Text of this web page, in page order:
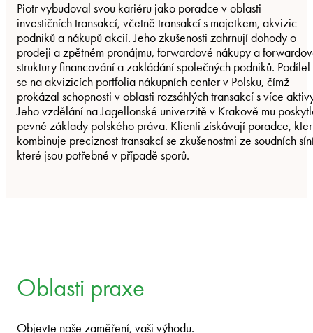
Piotr vybudoval svou kariéru jako poradce v oblasti
investičních transakcí, včetně transakcí s majetkem, akvizic
podniků a nákupů akcií. Jeho zkušenosti zahrnují dohody o
prodeji a zpětném pronájmu, forwardové nákupy a
struktury financování a zakládání společných podniků. Podílel
se na akvizicích portfolia nákupních center v Polsku, čímž
prokázal schopnosti v oblasti rozsáhlých transakcí s více
Jeho vzdělání na Jagellonské univerzitě v Krakově mu
pevné základy polského práva. Klienti získávají poradce,
kombinuje preciznost transakcí se zkušenostmi ze soudních
které jsou potřebné v případě sporů.
Oblasti praxe
Objevte naše zaměření, vaši výhodu.